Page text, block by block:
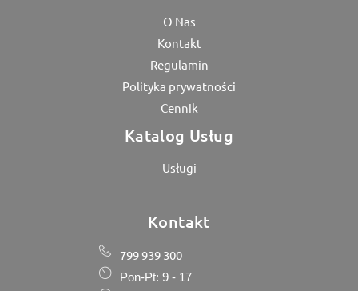
O Nas
Kontakt
Regulamin
Polityka prywatności
Cennik
Katalog Usług
Usługi
Kontakt
799 939 300
Pon-Pt: 9 - 17